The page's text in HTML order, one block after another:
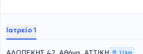
Ιατρείο 1
1,1 km